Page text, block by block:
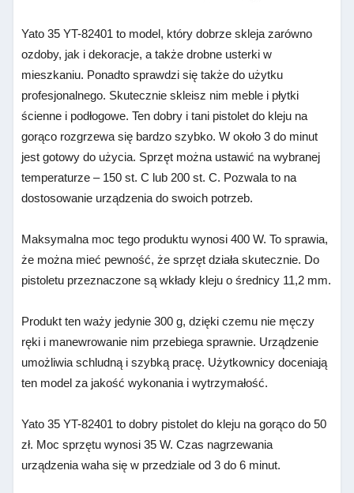
Yato 35 YT-82401 to model, który dobrze skleja zarówno
ozdoby, jak i dekoracje, a także drobne usterki w
mieszkaniu. Ponadto sprawdzi się także do użytku
profesjonalnego. Skutecznie skleisz nim meble i płytki
ścienne i podłogowe. Ten dobry i tani pistolet do kleju na
gorąco rozgrzewa się bardzo szybko. W około 3 do minut
jest gotowy do użycia. Sprzęt można ustawić na wybranej
temperaturze – 150 st. C lub 200 st. C. Pozwala to na
dostosowanie urządzenia do swoich potrzeb.
Maksymalna moc tego produktu wynosi 400 W. To sprawia,
że można mieć pewność, że sprzęt działa skutecznie. Do
pistoletu przeznaczone są wkłady kleju o średnicy 11,2 mm.
Produkt ten waży jedynie 300 g, dzięki czemu nie męczy
ręki i manewrowanie nim przebiega sprawnie. Urządzenie
umożliwia schludną i szybką pracę. Użytkownicy doceniają
ten model za jakość wykonania i wytrzymałość.
Yato 35 YT-82401 to dobry pistolet do kleju na gorąco do 50
zł. Moc sprzętu wynosi 35 W. Czas nagrzewania
urządzenia waha się w przedziale od 3 do 6 minut.